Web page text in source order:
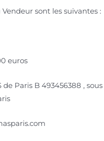
sont les suivantes :
euros
Paris B 493456388 ,